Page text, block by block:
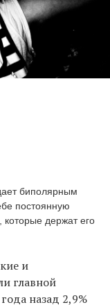
биполярным
постоянную
держат его
и
главной
назад 2,9%